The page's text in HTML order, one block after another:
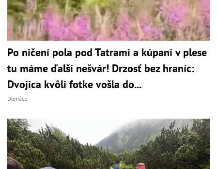
Po ničení pola pod Tatrami a kúpaní v plese
tu máme ďalší nešvár! Drzosť bez hraníc:
Dvojica kvôli fotke vošla do...
Domáce